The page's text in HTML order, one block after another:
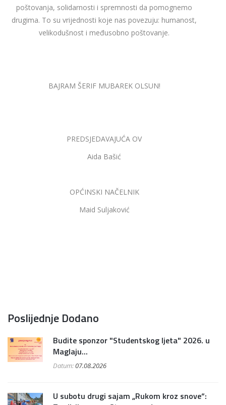
poštovanja, solidarnosti i spremnosti da pomognemo
drugima. To su vrijednosti koje nas povezuju: humanost,
velikodušnost i međusobno poštovanje.
BAJRAM ŠERIF MUBAREK OLSUN!
PREDSJEDAVAJUĆA OV
Aida Bašić
OPĆINSKI NAČELNIK
Maid Suljaković
Poslijednje Dodano
Budite sponzor "Studentskog ljeta" 2026. u
Maglaju...
Datum:07.08.2026
U subotu drugi sajam „Rukom kroz snove“: